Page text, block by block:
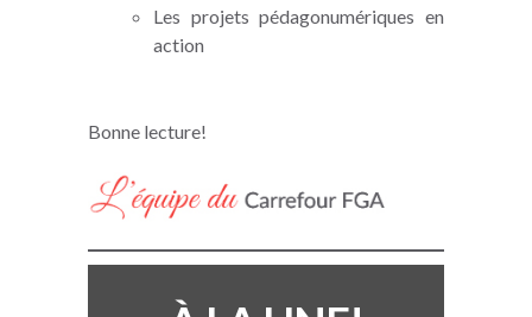
Les projets pédagonumériques en
action
Bonne lecture!